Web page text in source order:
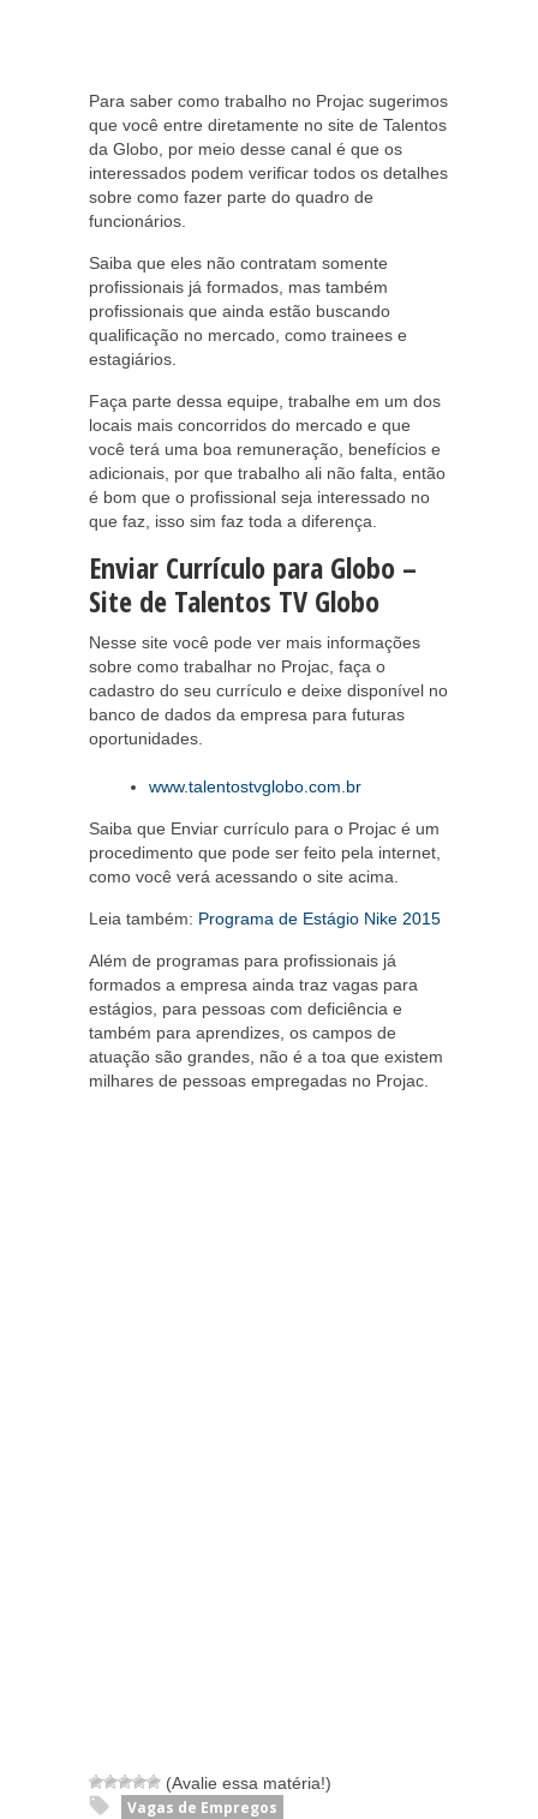
Para saber como trabalho no Projac sugerimos
que você entre diretamente no site de Talentos
da Globo, por meio desse canal é que os
interessados podem verificar todos os detalhes
sobre como fazer parte do quadro de
funcionários.
Saiba que eles não contratam somente
profissionais já formados, mas também
profissionais que ainda estão buscando
qualificação no mercado, como trainees e
estagiários.
Faça parte dessa equipe, trabalhe em um dos
locais mais concorridos do mercado e que
você terá uma boa remuneração, benefícios e
adicionais, por que trabalho ali não falta, então
é bom que o profissional seja interessado no
que faz, isso sim faz toda a diferença.
Enviar Currículo para Globo –
Site de Talentos TV Globo
Nesse site você pode ver mais informações
sobre como trabalhar no Projac, faça o
cadastro do seu currículo e deixe disponível no
banco de dados da empresa para futuras
oportunidades.
www.talentostvglobo.com.br
Saiba que Enviar currículo para o Projac é um
procedimento que pode ser feito pela internet,
como você verá acessando o site acima.
Leia também: Programa de Estágio Nike 2015
Além de programas para profissionais já
formados a empresa ainda traz vagas para
estágios, para pessoas com deficiência e
também para aprendizes, os campos de
atuação são grandes, não é a toa que existem
milhares de pessoas empregadas no Projac.
(Avalie essa matéria!)
Vagas de Empregos